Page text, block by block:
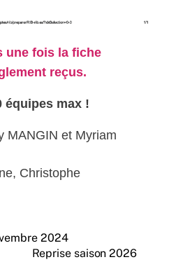
une fois la fiche
reçus.
équipes max !
MANGIN et Myriam
Christophe
2024
Reprise saison 2026